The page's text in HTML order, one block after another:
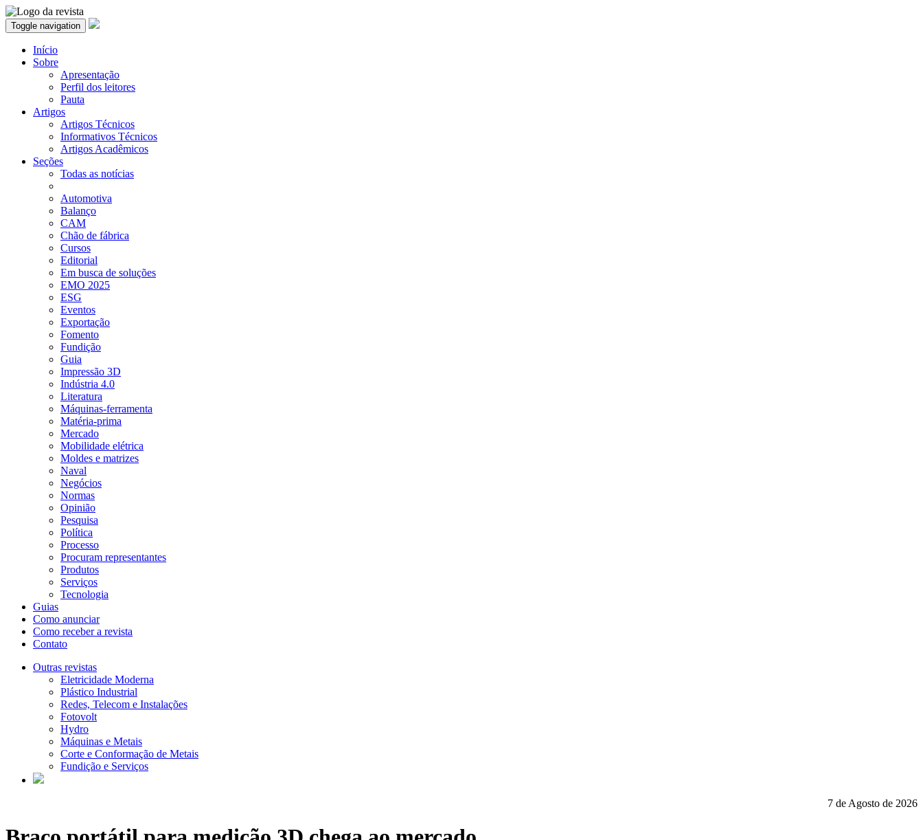
Toggle navigation
Início
Sobre
Apresentação
Perfil dos leitores
Pauta
Artigos
Artigos Técnicos
Informativos Técnicos
Artigos Acadêmicos
Seções
Todas as notícias
Automotiva
Balanço
CAM
Chão de fábrica
Cursos
Editorial
Em busca de soluções
EMO 2025
ESG
Eventos
Exportação
Fomento
Fundição
Guia
Impressão 3D
Indústria 4.0
Literatura
Máquinas-ferramenta
Matéria-prima
Mercado
Mobilidade elétrica
Moldes e matrizes
Naval
Negócios
Normas
Opinião
Pesquisa
Política
Processo
Procuram representantes
Produtos
Serviços
Tecnologia
Guias
Como anunciar
Como receber a revista
Contato
Outras revistas
Eletricidade Moderna
Plástico Industrial
Redes, Telecom e Instalações
Fotovolt
Hydro
Máquinas e Metais
Corte e Conformação de Metais
Fundição e Serviços
7 de Agosto de 2026